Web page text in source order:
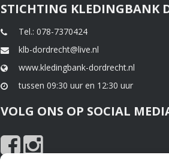
STICHTING KLEDINGBANK
Tel.: 078-7370424
klb-dordrecht@live.nl
www.kledingbank-dordrecht.nl
tussen 09:30 uur en 12:30 uur
VOLG ONS OP SOCIAL